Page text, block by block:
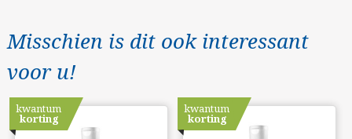
Misschien is dit ook interessant
voor u!
kwantum
korting
kwantum
korting